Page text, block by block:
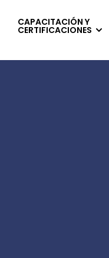
CAPACITACIÓN Y
CERTIFICACIONES